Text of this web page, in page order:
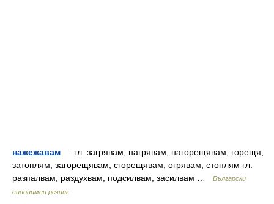
нажежавам — гл. загрявам, нагрявам, нагорещявам, горещя,
затоплям, загорещявам, сгорещявам, огрявам, стоплям гл.
разпалвам, раздухвам, подсилвам, засилвам …
Български
синонимен речник